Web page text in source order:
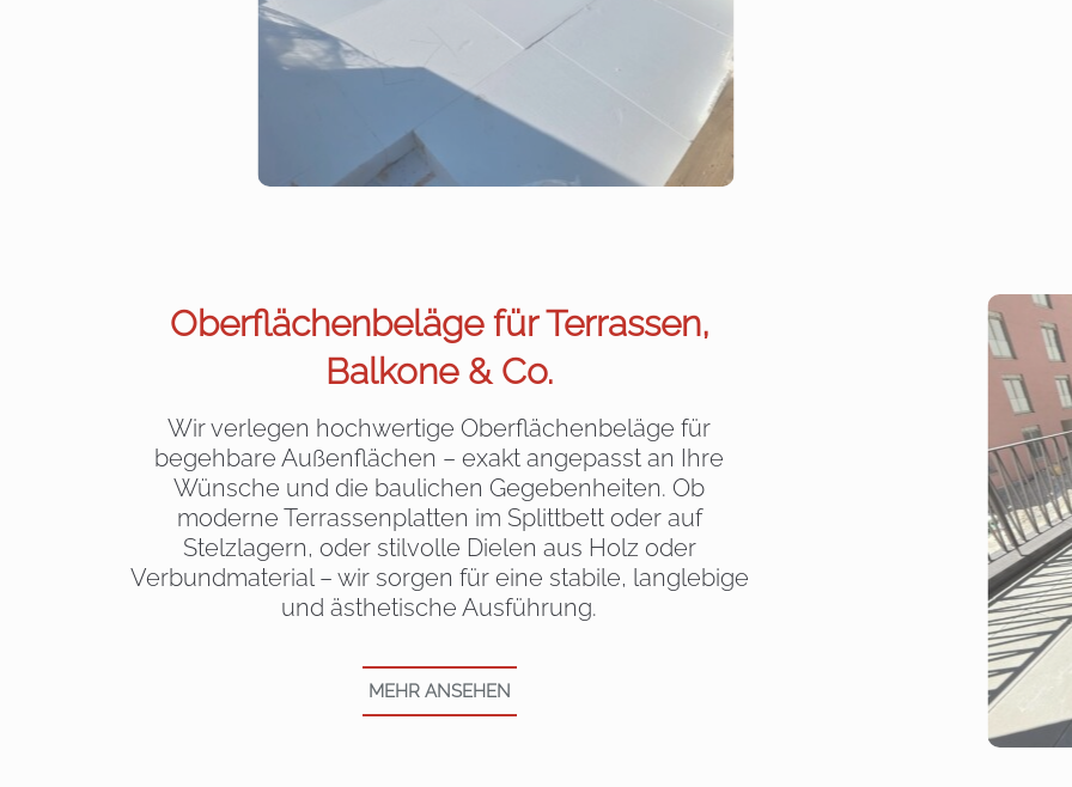
Oberflächenbeläge für Terrassen,
Balkone & Co.
Wir verlegen hochwertige Oberflächenbeläge für
begehbare Außenflächen – exakt angepasst an Ihre
Wünsche und die baulichen Gegebenheiten. Ob
moderne Terrassenplatten im Splittbett oder auf
Stelzlagern, oder stilvolle Dielen aus Holz oder
Verbundmaterial – wir sorgen für eine stabile, langlebige
und ästhetische Ausführung.
MEHR ANSEHEN